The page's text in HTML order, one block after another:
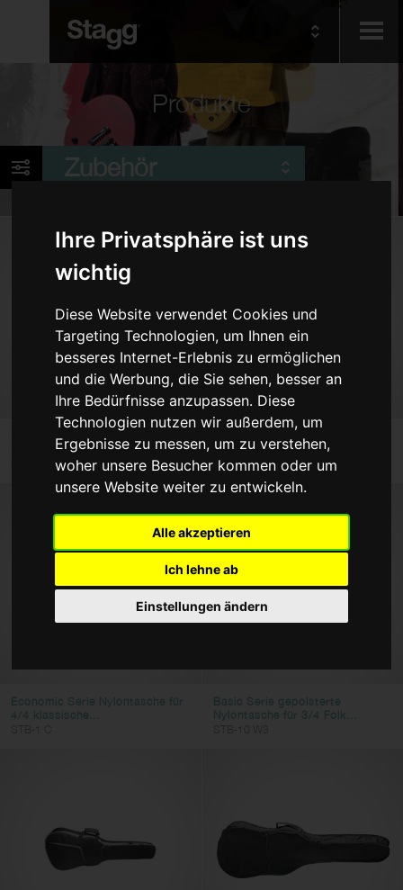
Ihre Privatsphäre ist uns
wichtig
Diese Website verwendet Cookies und
Targeting Technologien, um Ihnen ein
besseres Internet-Erlebnis zu ermöglichen
und die Werbung, die Sie sehen, besser an
Ihre Bedürfnisse anzupassen. Diese
Technologien nutzen wir außerdem, um
Ergebnisse zu messen, um zu verstehen,
woher unsere Besucher kommen oder um
unsere Website weiter zu entwickeln.
Alle akzeptieren
Ich lehne ab
Einstellungen ändern
Kids
Produkte
Zubehör
Produkte
Kabel
Klavierbänke und -Hocker
Stimmgeräte und Metronome
Keyboard-Zubehör
Ständer
Taschen und Cases
Saiten
Spannungswandler
Keyboardbank mit einklappbaren
Beinen im X-Stil
Economic Serie Terylen tasche
für Folk oder...
STB-1 W
Economic Serie Nylontasche für
4/4 klassische...
Basic Serie gepolsterte
Nylontasche für 3/4 Folk...